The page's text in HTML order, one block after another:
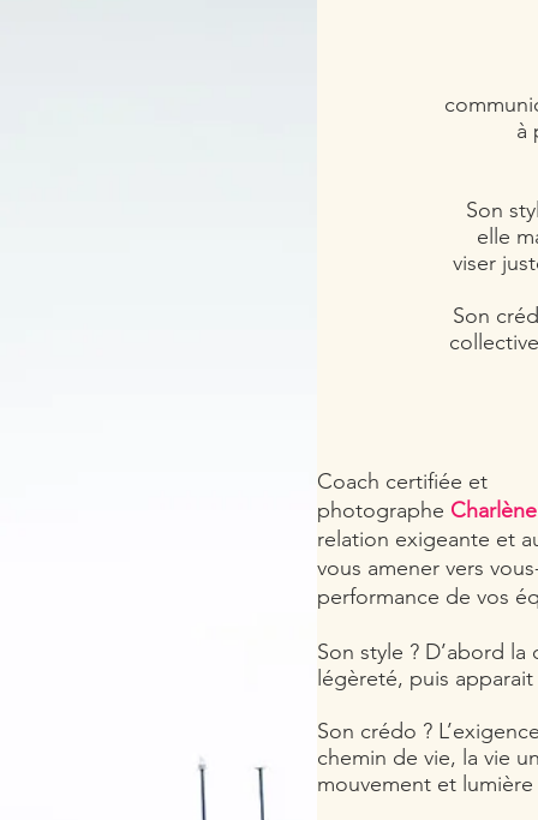
à
Son
elle
viser
Son
Coach certifiée et
photographe Charlène
relation exigeante et
vous amener vers
performance de vos
Son style ? D’abord
légèreté, puis
Son crédo ?
chemin de vie, la vie
mouvement et lumière